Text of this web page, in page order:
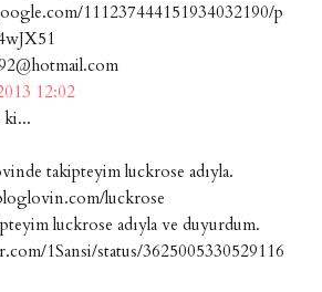
111237444151934032190/p
12:02
ki...
takipteyim luckrose adıyla.
luckrose
luckrose adıyla ve duyurdum.
1Sansi/status/3625005330529116